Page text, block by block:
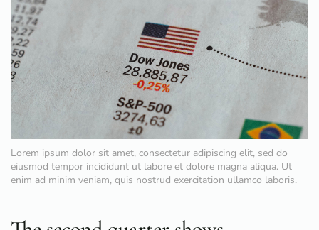
Lorem ipsum dolor sit amet, consectetur adipiscing elit, sed do
eiusmod tempor incididunt ut labore et dolore magna aliqua. Ut
enim ad minim veniam, quis nostrud exercitation ullamco laboris.